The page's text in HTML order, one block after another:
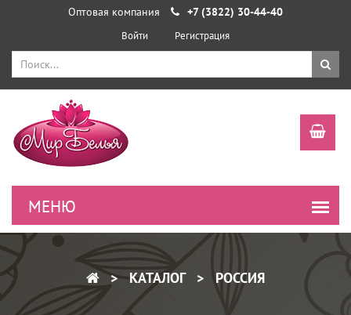
Оптовая компания +7 (3822) 30-44-40
Войти Регистрация
КАТАЛОГ РОССИЯ